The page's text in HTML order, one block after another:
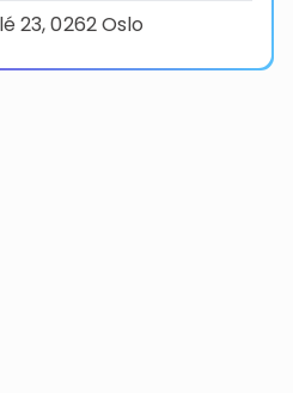
23, 0262 Oslo